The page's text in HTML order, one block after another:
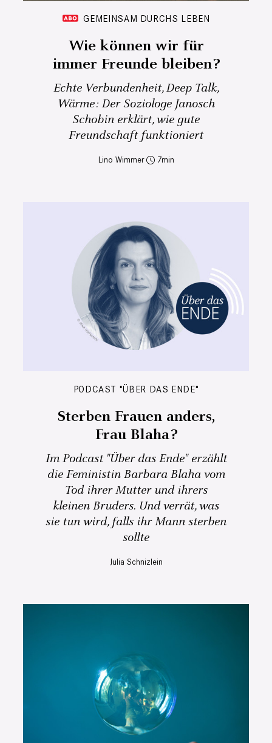
GEMEINSAM DURCHS LEBEN
Wie können wir für
immer Freunde bleiben?
Echte Verbundenheit, Deep Talk,
Wärme: Der Soziologe Janosch
Schobin erklärt, wie gute
Freundschaft funktioniert
Lino Wimmer 7
PODCAST "ÜBER DAS ENDE"
Sterben Frauen anders,
Frau Blaha?
Im Podcast "Über das Ende" erzählt
die Feministin Barbara Blaha vom
Tod ihrer Mutter und ihrers
kleinen Bruders. Und verrät, was
sie tun wird, falls ihr Mann sterben
sollte
Julia Schnizlein